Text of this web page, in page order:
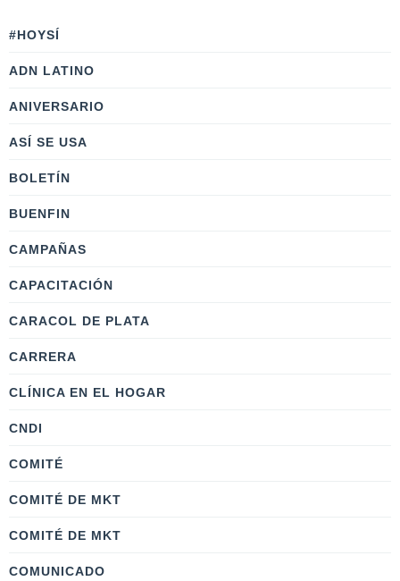
#HOYSÍ
ADN LATINO
ANIVERSARIO
ASÍ SE USA
BOLETÍN
BUENFIN
CAMPAÑAS
CAPACITACIÓN
CARACOL DE PLATA
CARRERA
CLÍNICA EN EL HOGAR
CNDI
COMITÉ
COMITÉ DE MKT
COMITÉ DE MKT
COMUNICADO